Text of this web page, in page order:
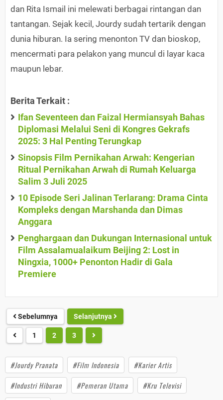
dan Rita Ismail ini melewati berbagai rintangan dan
tantangan. Sejak kecil, Jourdy sudah tertarik dengan
dunia hiburan. Ia sering menonton TV dan bioskop,
mencermati para pelakon yang muncul di layar kaca
maupun lebar.
Berita Terkait :
Ifan Seventeen dan Faizal Hermiansyah Bahas
Diplomasi Melalui Seni di Kongres Gekrafs
2025: 3 Hal Penting Terungkap
Sinopsis Film Pernikahan Arwah: Kengerian
Ritual Pernikahan Arwah di Rumah Keluarga
Salim 3 Juli 2025
10 Episode Seri Jalinan Terlarang: Drama Cinta
Kompleks dengan Marshanda dan Dimas
Anggara
Penghargaan dan Dukungan Internasional untuk
Film Assalamualaikum Beijing 2: Lost in
Ningxia, 1000+ Penonton Hadir di Gala
Premiere
Sebelumnya Selanjutnya
1 2 3
#Jourdy Pranata #Film Indonesia
#Karier Artis
#Industri Hiburan
#Pemeran Utama
#Kru Televisi